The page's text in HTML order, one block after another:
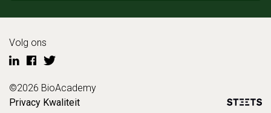
©2026 BioAcademy
Privacy Kwaliteit
Volg ons